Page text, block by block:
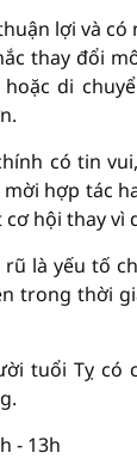
lợi và
thay đổi
di
có tin
hợp tác
hội thay vì
rũ là yếu tố
trong thời
tuổi Tỵ có
- 13h